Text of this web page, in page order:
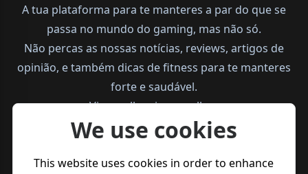
A tua plataforma para te manteres a par do que se
passa no mundo do gaming, mas não só.
Não percas as nossas notícias, reviews, artigos de
opinião, e também dicas de fitness para te manteres
forte e saudável.
Vive melhor, joga melhor.
We use cookies
This website uses cookies in order to enhance